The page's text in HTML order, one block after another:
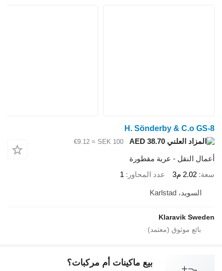
H. Sönderby & C.o GS-8
SEK 100
≈ €9.12
أعمال النقل - عربة مقطورة
سعة 2.02 م3 عدد المحاور 1
السويد، Karlstad
Klaravik Sweden
بيع ماكينات أم مركبات؟